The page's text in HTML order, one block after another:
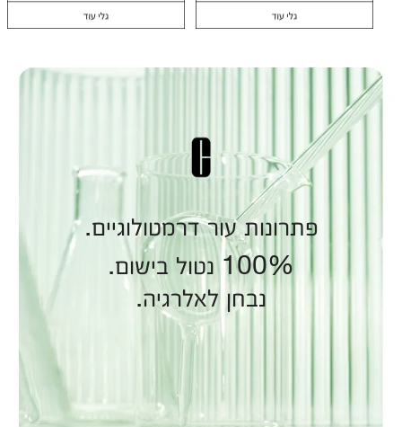
פתרונות עור דרמטולוגיים.
100% נטול בישום.
נבחן לאלרגיה.